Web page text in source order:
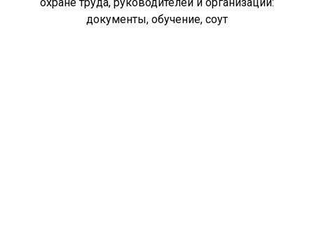
документы, обучение, соут